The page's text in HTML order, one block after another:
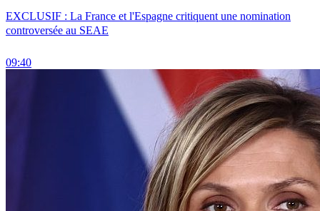
EXCLUSIF : La France et l'Espagne critiquent une nomination
controversée au SEAE
09:40